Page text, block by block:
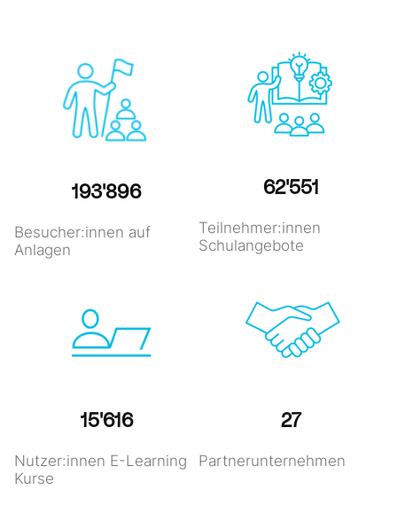
193'896
Besucher:innen auf
Anlagen
62'551
Teilnehmer:innen
Schulangebote
15'616
Nutzer:innen E-Learning
Kurse
27
Partnerunternehmen